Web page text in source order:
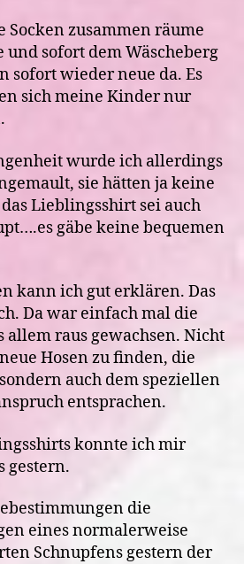
Socken zusammen räume
und sofort dem Wäscheberg
sofort wieder neue da. Es
sich meine Kinder nur
wurde ich allerdings
sie hätten ja keine
Lieblingsshirt sei auch
gäbe keine bequemen
kann ich gut erklären. Das
Da war einfach mal die
raus gewachsen. Nicht
Hosen zu finden, die
auch dem speziellen
entsprachen.
konnte ich mir
gestern.
die
eines normalerweise
Schnupfens gestern der